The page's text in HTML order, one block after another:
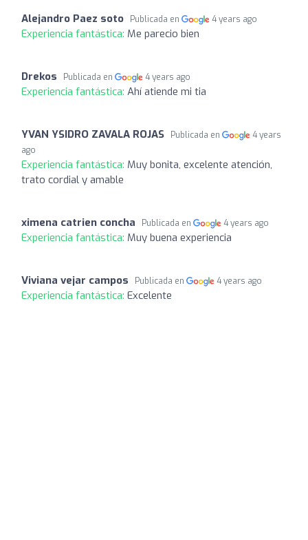
Alejandro Paez soto Publicada en 4 years ago
Experiencia fantástica: Me parecio bien
Drekos Publicada en 4 years ago
Experiencia fantástica: Ahí atiende mi tia
YVAN YSIDRO ZAVALA ROJAS Publicada en
4 years
ago
Experiencia fantástica: Muy bonita, excelente atención,
trato cordial y amable
ximena catrien concha Publicada en 4 years ago
Experiencia fantástica: Muy buena experiencia
Viviana vejar campos Publicada en 4 years ago
Experiencia fantástica: Excelente